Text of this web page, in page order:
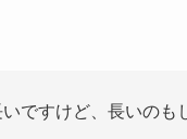
ですけど、長いのも